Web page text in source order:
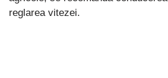
reglarea vitezei.